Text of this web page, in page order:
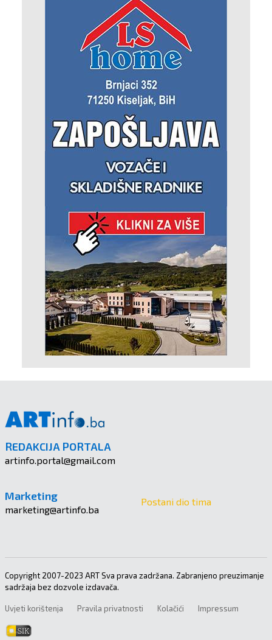
REDAKCIJA PORTALA
artinfo.portal@gmail.com
Marketing
marketing@artinfo.ba
Postani dio tima
Copyright 2007-2023 ART Sva prava zadržana. Zabranjeno preuzimanje
sadržaja bez dozvole izdavača.
Uvjeti korištenja Pravila privatnosti Kolačići Impressum